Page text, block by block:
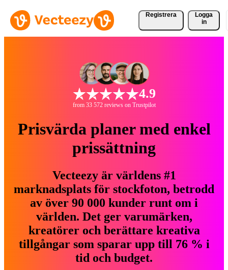
Registrera
Logga
in
4.9
from 33 572 reviews on Trustpilot
Prisvärda planer med enkel
prissättning
Vecteezy är världens #1
marknadsplats för stockfoton, betrodd
av över 90 000 kunder runt om i
världen. Det ger varumärken,
kreatörer och berättare kreativa
tillgångar som sparar upp till 76 % i
tid och budget.